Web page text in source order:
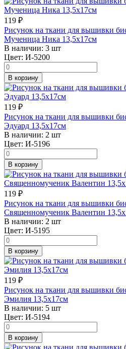
119 ₽
Рисунок на ткани для вышивки
Мученица Ника 13,5х17см
В наличии: 3 шт
Цвет: И-5200
В корзину
119 ₽
Рисунок на ткани для вышивки
Эдуард 13,5х17см
В наличии: 2 шт
Цвет: И-5196
В корзину
119 ₽
Рисунок на ткани для вышивки
Священномученик Валентин
В наличии: 2 шт
Цвет: И-5195
В корзину
119 ₽
Рисунок на ткани для вышивки
Эмилия 13,5х17см
В наличии: 5 шт
Цвет: И-5194
В корзину